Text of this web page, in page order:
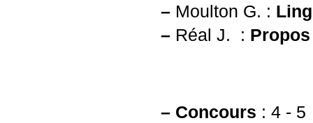
– Moulton G. :
– Réal J. :
– Concours : 4 - 5